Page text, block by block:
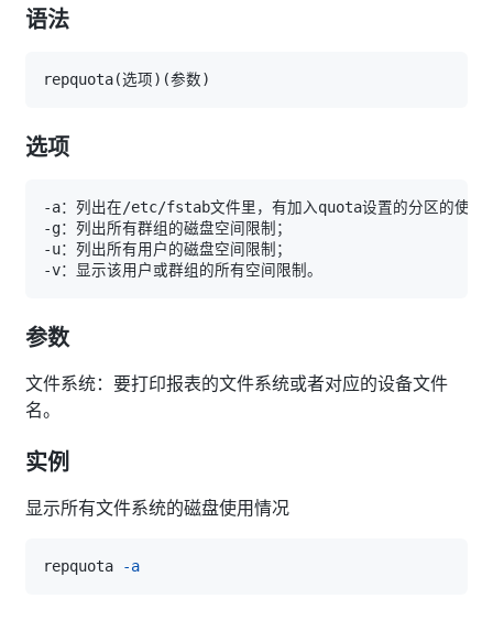
语法
repquota(选项) (参数)
选项
参数
文件系统：要打印报表的文件系统或者对应的设备文件
名。
实例
显示所有文件系统的磁盘使用情况
repquota -a